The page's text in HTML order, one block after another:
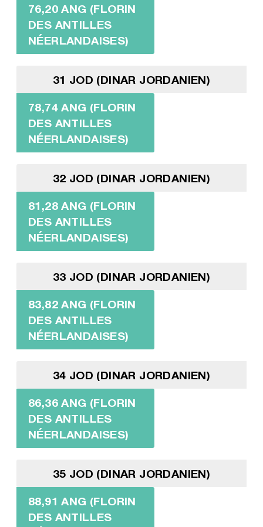
76,20 ANG (FLORIN
DES ANTILLES
NÉERLANDAISES)
31 JOD (DINAR JORDANIEN)
78,74 ANG (FLORIN
DES ANTILLES
NÉERLANDAISES)
32 JOD (DINAR JORDANIEN)
81,28 ANG (FLORIN
DES ANTILLES
NÉERLANDAISES)
33 JOD (DINAR JORDANIEN)
83,82 ANG (FLORIN
DES ANTILLES
NÉERLANDAISES)
34 JOD (DINAR JORDANIEN)
86,36 ANG (FLORIN
DES ANTILLES
NÉERLANDAISES)
35 JOD (DINAR JORDANIEN)
88,91 ANG (FLORIN
DES ANTILLES